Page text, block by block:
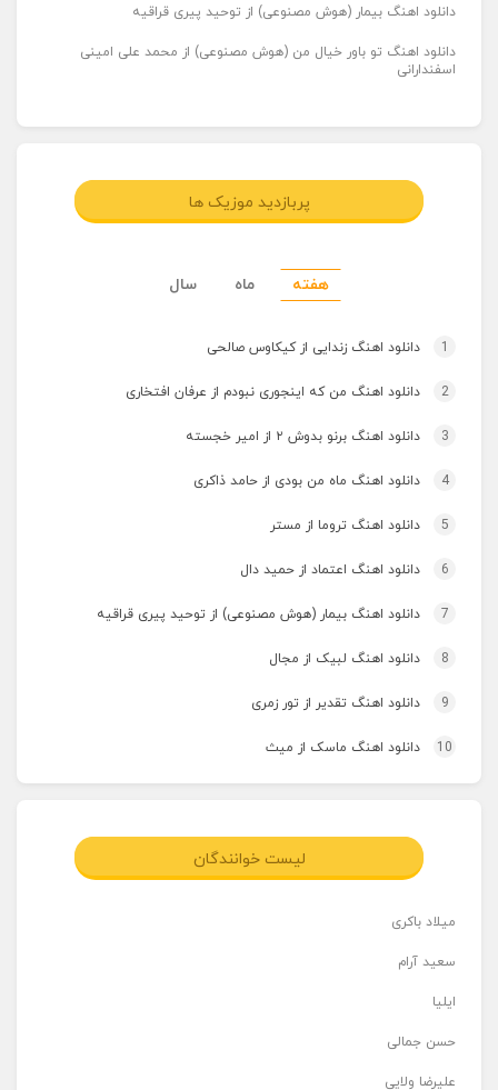
دانلود اهنگ بیمار (هوش مصنوعی) از توحید پیری قراقیه
دانلود اهنگ تو باور خیال من (هوش مصنوعی) از محمد علی امینی
اسفندارانی
پربازدید موزیک ها
هفته ماه سال
1 دانلود اهنگ زندایی از کیکاوس صالحی
2 دانلود اهنگ من که اینجوری نبودم از عرفان افتخاری
3 دانلود اهنگ برنو بدوش ۲ از امیر خجسته
4 دانلود اهنگ ماه من بودی از حامد ذاکری
5 دانلود اهنگ تروما از مستر
6 دانلود اهنگ اعتماد از حمید دال
7 دانلود اهنگ بیمار (هوش مصنوعی) از توحید پیری قراقیه
8 دانلود اهنگ لبیک از مجال
9 دانلود اهنگ تقدیر از تور زمری
10 دانلود اهنگ ماسک از میث
لیست خوانندگان
میلاد باکری
سعید آرام
ایلیا
حسن جمالی
علیرضا ولایی